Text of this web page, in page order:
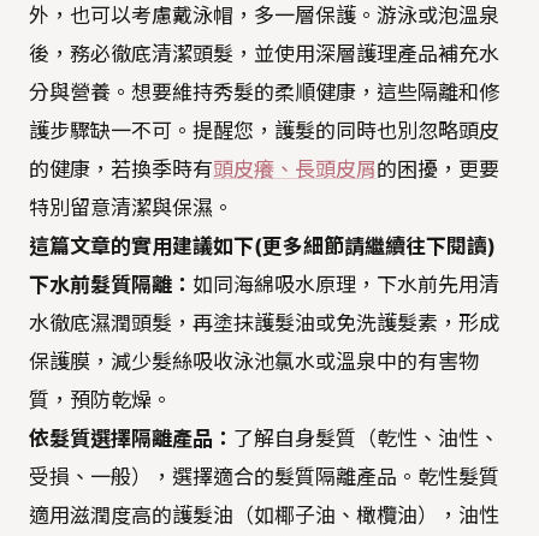
外，也可以考慮戴泳帽，多一層保護。游泳或泡溫泉
後，務必徹底清潔頭髮，並使用深層護理產品補充水
分與營養。想要維持秀髮的柔順健康，這些隔離和修
護步驟缺一不可。提醒您，護髮的同時也別忽略頭皮
的健康，若換季時有頭皮癢、長頭皮屑的困擾，更要
特別留意清潔與保濕。
這篇文章的實用建議如下(更多細節請繼續往下閱讀)
下水前髮質隔離： 如同海綿吸水原理，下水前先用清
水徹底濕潤頭髮，再塗抹護髮油或免洗護髮素，形成
保護膜，減少髮絲吸收泳池氯水或溫泉中的有害物
質，預防乾燥。
依髮質選擇隔離產品： 了解自身髮質（乾性、油性、
受損、一般），選擇適合的髮質隔離產品。乾性髮質
適用滋潤度高的護髮油（如椰子油、橄欖油），油性